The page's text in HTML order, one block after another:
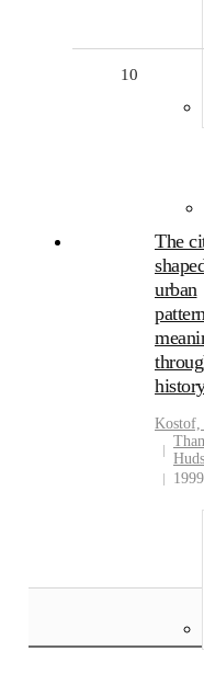
10
The
urban
Kostof,
1999